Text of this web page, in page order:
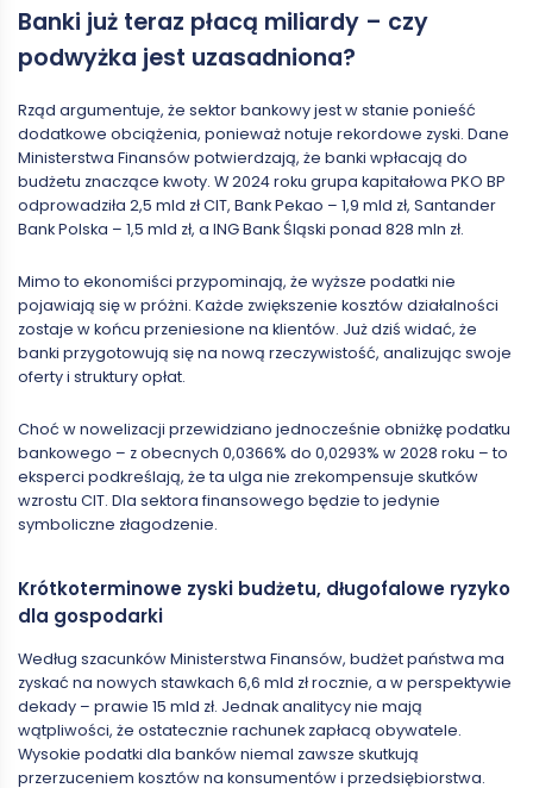
Banki już teraz płacą miliardy – czy
podwyżka jest uzasadniona?
Rząd argumentuje, że sektor bankowy jest w stanie ponieść
dodatkowe obciążenia, ponieważ notuje rekordowe zyski. Dane
Ministerstwa Finansów potwierdzają, że banki wpłacają do
budżetu znaczące kwoty. W 2024 roku grupa kapitałowa PKO BP
odprowadziła 2,5 mld zł CIT, Bank Pekao – 1,9 mld zł, Santander
Bank Polska – 1,5 mld zł, a ING Bank Śląski ponad 828 mln zł.
Mimo to ekonomiści przypominają, że wyższe podatki nie
pojawiają się w próżni. Każde zwiększenie kosztów działalności
zostaje w końcu przeniesione na klientów. Już dziś widać, że
banki przygotowują się na nową rzeczywistość, analizując swoje
oferty i struktury opłat.
Choć w nowelizacji przewidziano jednocześnie obniżkę podatku
bankowego – z obecnych 0,0366% do 0,0293% w 2028 roku – to
eksperci podkreślają, że ta ulga nie zrekompensuje skutków
wzrostu CIT. Dla sektora finansowego będzie to jedynie
symboliczne złagodzenie.
Krótkoterminowe zyski budżetu, długofalowe ryzyko
dla gospodarki
Według szacunków Ministerstwa Finansów, budżet państwa ma
zyskać na nowych stawkach 6,6 mld zł rocznie, a w perspektywie
dekady – prawie 15 mld zł. Jednak analitycy nie mają
wątpliwości, że ostatecznie rachunek zapłacą obywatele.
Wysokie podatki dla banków niemal zawsze skutkują
przerzuceniem kosztów na konsumentów i przedsiębiorstwa.